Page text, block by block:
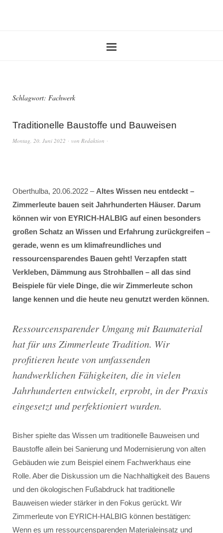
Schlagwort: Fachwerk
Traditionelle Baustoffe und Bauweisen
Montag, 20. Juni 2022 von Redaktion
Oberthulba, 20.06.2022 – Altes Wissen neu entdeckt –
Zimmerleute bauen seit Jahrhunderten Häuser. Darum
können wir von EYRICH-HALBIG auf einen besonders
großen Schatz an Wissen und Erfahrung zurückgreifen –
gerade, wenn es um klimafreundliches und
ressourcensparendes Bauen geht! Verzapfen statt
Verkleben, Dämmung aus Strohballen – all das sind
Beispiele für viele Dinge, die wir Zimmerleute schon
lange kennen und die heute neu genutzt werden können.
Ressourcensparender Umgang mit Baumaterial
hat für uns Zimmerleute Tradition. Wir
profitieren heute von umfassenden
handwerklichen Fähigkeiten, die in vielen
Jahrhunderten entwickelt, erprobt, in der Praxis
eingesetzt und perfektioniert wurden.
Bisher spielte das Wissen um traditionelle Bauweisen und
Baustoffe allein bei Sanierung und Modernisierung von alten
Gebäuden wie zum Beispiel einem Fachwerkhaus eine
Rolle. Aber die Diskussion um die Nachhaltigkeit des Bauens
und den ökologischen Fußabdruck hat traditionelle
Bauweisen wieder stärker in den Fokus gerückt. Wir
Zimmerleute von EYRICH-HALBIG können bestätigen:
Wenn es um ressourcensparenden Materialeinsatz und